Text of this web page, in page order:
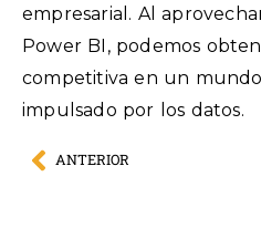
empresarial. Al
Power BI, podemos
competitiva en un
impulsado por los datos.
ANTERIOR